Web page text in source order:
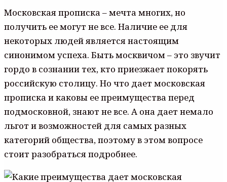
Московская прописка – мечта многих, но
получить ее могут не все. Наличие ее для
некоторых людей является настоящим
синонимом успеха. Быть москвичом – это звучит
гордо в сознании тех, кто приезжает покорять
российскую столицу. Но что дает московская
прописка и каковы ее преимущества перед
подмосковной, знают не все. А она дает немало
льгот и возможностей для самых разных
категорий общества, поэтому в этом вопросе
стоит разобраться подробнее.